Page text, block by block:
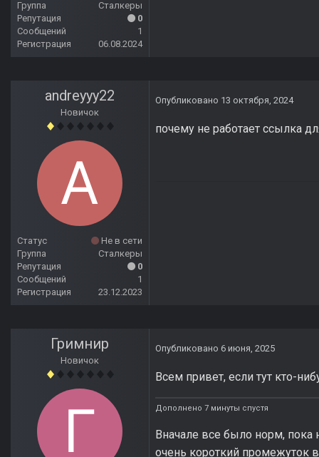
Группа
Сталкеры
Репутация
0
Сообщений
1
Регистрация
06.08.2024
andreyyy22
Новичок
Статус
Не в сети
Группа
Сталкеры
Репутация
0
Сообщений
1
Регистрация
23.12.2023
Опубликовано 13 октября, 2024
почему не работает ссылка
Гримнир
Новичок
Опубликовано 6 июня, 2025
Всем привет, если тут кто-
Дополнено 7 минуты спустя
Вначале все было норм, пока
очень короткий промежуток